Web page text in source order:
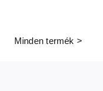
Minden termék >